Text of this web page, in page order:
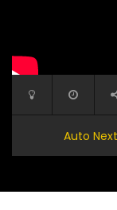
Auto Next